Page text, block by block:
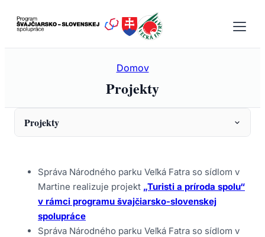
Domov
Projekty
Projekty
„Turisti a príroda spolu“ v rámci programu
švajčiarsko-slovenskej spolupráce
Monitoring biotopov a druhov európskeho významu
na Slovensku
Správa Národného parku Veľká Fatra so sídlom v
Martine realizuje projekt „Turisti a príroda spolu“
v rámci programu švajčiarsko-slovenskej
spolupráce
Správa Národného parku Veľká Fatra so sídlom v